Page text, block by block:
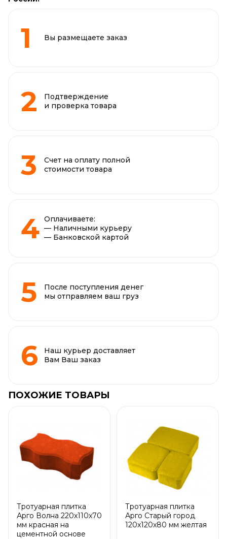
Вы размещаете заказ
Подтверждение
и проверка товара
Счет на оплату полной
стоимости товара
Оплачиваете:
— Наличными курьеру
— Банковской картой
После поступления денег
мы отправляем ваш груз
Наш курьер доставляет
Вам Ваш заказ
ПОХОЖИЕ ТОВАРЫ
Тротуарная плитка
Арго Волна 220x110x70
мм красная на
цементной основе
Тротуарная плитка
Арго Старый город
120x120x80 мм желтая